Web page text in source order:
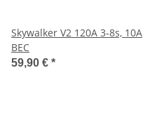
Skywalker V2 120A 3-8s, 10A
BEC
59,90 € *